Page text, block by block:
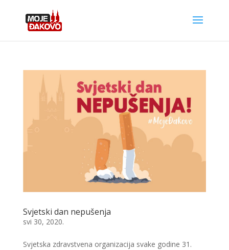
Svjetski dan nepušenja
svi 30, 2020.
Svjetska zdravstvena organizacija svake godine 31.